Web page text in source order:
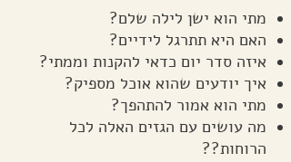
מתי הוא ישן לילה שלם?
האם היא תתרגל לידיים?
איזה סדר יום כדאי להקנות וממתי?
איך יודעים שהוא אוכל מספיק?
מתי הוא אמור להתהפך?
מה עושים עם הגזים האלה לכל
הרוחות??